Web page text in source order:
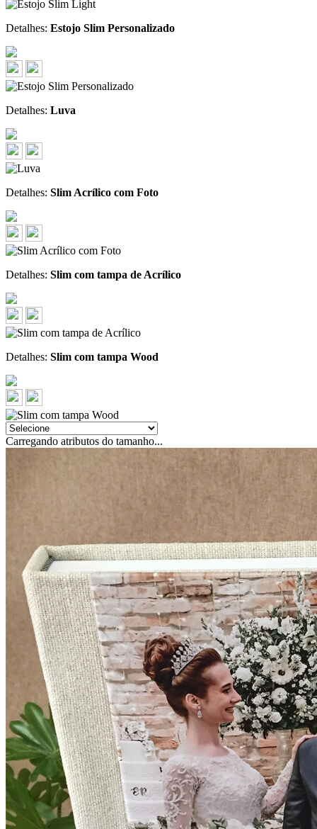
Detalhes: Estojo Slim Personalizado
Detalhes: Luva
Detalhes: Slim Acrílico com Foto
Detalhes: Slim com tampa de Acrílico
Detalhes: Slim com tampa Wood
Carregando atributos do tamanho...